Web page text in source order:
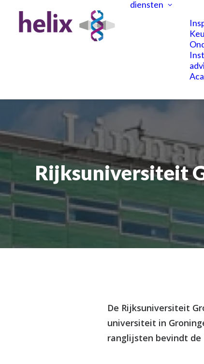
diensten
Rijksuniversiteit
De Rijksuniversiteit
universiteit in
ranglijsten bevindt de